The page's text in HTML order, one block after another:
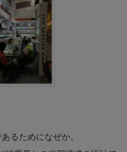
るためになぜか。